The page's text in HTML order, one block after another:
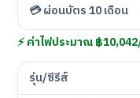
💳 ผ่อนบัตร 10 เดือน
⚡ ค่าไฟประมาณ ฿
รุ่น/ซีรีส์